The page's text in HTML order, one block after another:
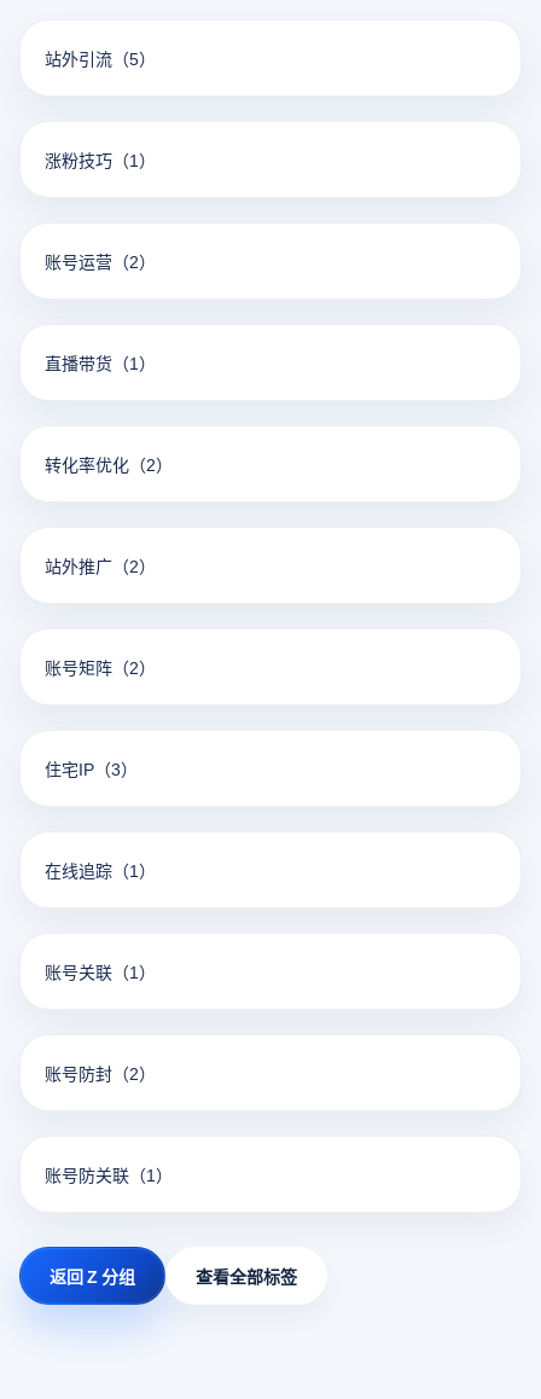
站外引流 （5）
涨粉技巧 （1）
账号运营 （2）
直播带货 （1）
转化率优化 （2）
站外推广 （2）
账号矩阵 （2）
住宅IP （3）
在线追踪 （1）
账号关联 （1）
账号防封 （2）
账号防关联 （1）
返回 Z 分组 查看全部标签